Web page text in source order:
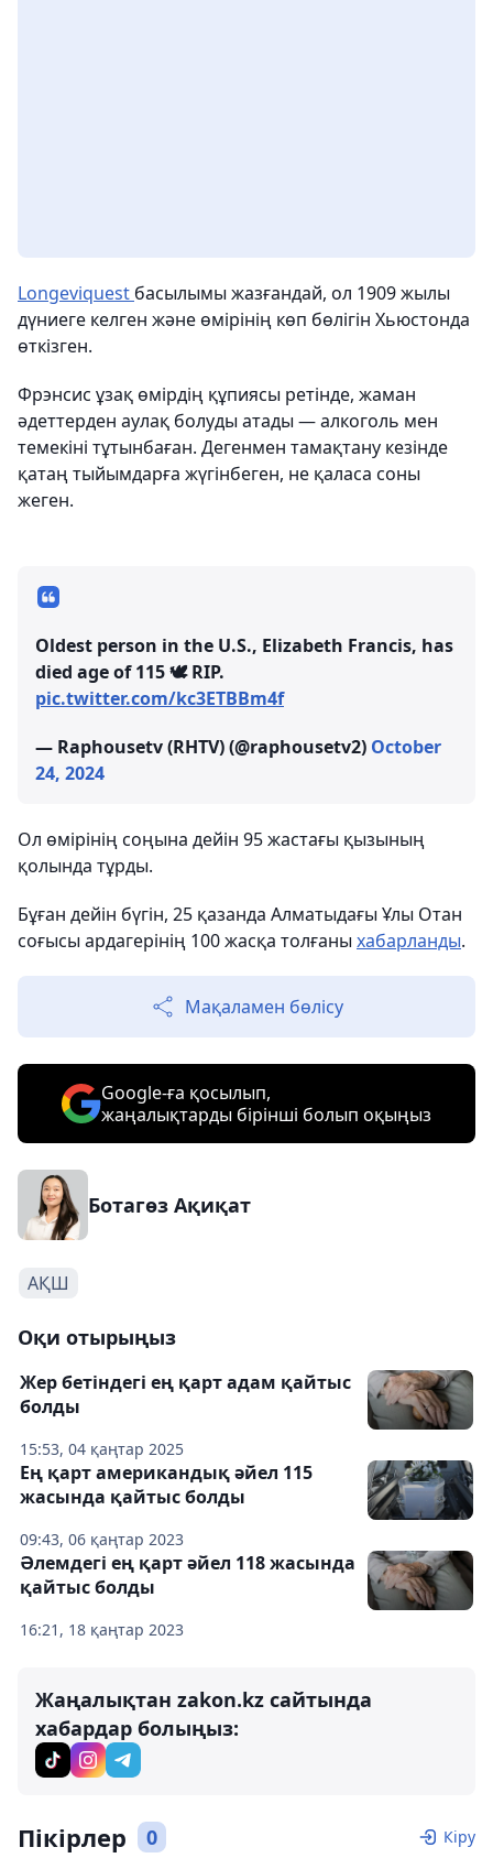
Longeviquest басылымы жазғандай, ол 1909 жылы
дүниеге келген және өмірінің көп бөлігін Хьюстонда
өткізген.
Фрэнсис ұзақ өмірдің құпиясы ретінде, жаман
әдеттерден аулақ болуды атады — алкоголь мен
темекіні тұтынбаған. Дегенмен тамақтану кезінде
қатаң тыйымдарға жүгінбеген, не қаласа соны
жеген.
Oldest person in the U.S., Elizabeth Francis, has
died age of 115 🕊️ RIP.
pic.twitter.com/kc3ETBBm4f
— Raphousetv (RHTV) (@raphousetv2) October
24, 2024
Ол өмірінің соңына дейін 95 жастағы қызының
қолында тұрды.
Бұған дейін бүгін, 25 қазанда Алматыдағы Ұлы Отан
соғысы ардагерінің 100 жасқа толғаны хабарланды.
Мақаламен бөлісу
Google-ға қосылып,
жаңалықтарды бірінші болып оқыңыз
Ботагөз Ақиқат
АҚШ
Оқи отырыңыз
15:53, 04 қаңтар 2025
Жер бетіндегі ең қарт адам қайтыс
болды
09:43, 06 қаңтар 2023
Ең қарт американдық әйел 115
жасында қайтыс болды
16:21, 18 қаңтар 2023
Әлемдегі ең қарт әйел 118 жасында
қайтыс болды
Жаңалықтан zakon.kz сайтында
хабардар болыңыз:
Пікірлер 0 Кіру